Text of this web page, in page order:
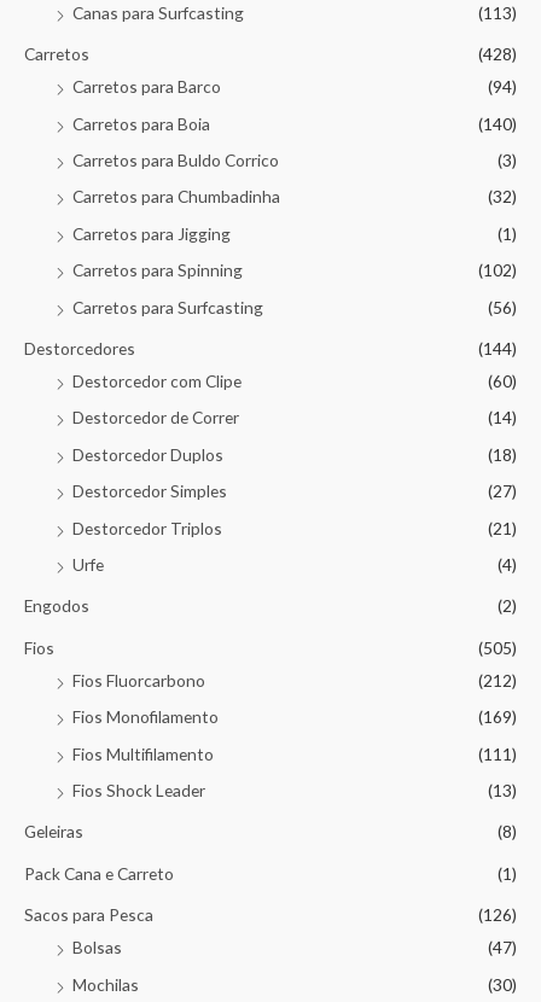
Canas para Surfcasting
(113)
Carretos
(428)
Carretos para Barco
(94)
Carretos para Boia
(140)
Carretos para Buldo Corrico
(3)
Carretos para Chumbadinha
(32)
Carretos para Jigging
(1)
Carretos para Spinning
(102)
Carretos para Surfcasting
(56)
Destorcedores
(144)
Destorcedor com Clipe
(60)
Destorcedor de Correr
(14)
Destorcedor Duplos
(18)
Destorcedor Simples
(27)
Destorcedor Triplos
(21)
Urfe
(4)
Engodos (2)
Fios
(505)
Fios Fluorcarbono
(212)
Fios Monofilamento
(169)
Fios Multifilamento
(111)
Fios Shock Leader
(13)
Geleiras (8)
Pack Cana e Carreto (1)
Sacos para Pesca
(126)
Bolsas
(47)
Mochilas
(30)